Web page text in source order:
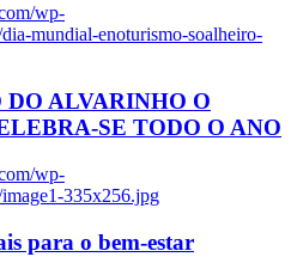
wp-
mundial-enoturismo-soalheiro-
ALVARINHO O
SE TODO O ANO
wp-
335x256.jpg
para o bem-estar